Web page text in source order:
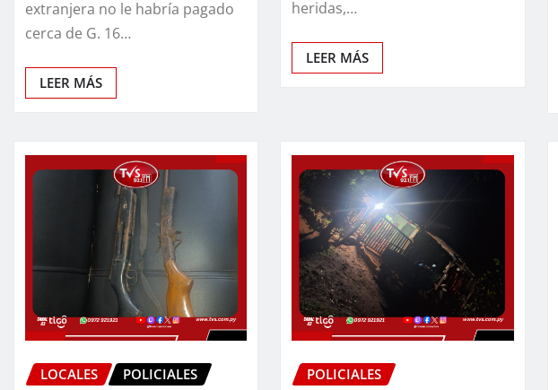
extranjera no le habría pagado
cerca de G. 16…
LEER MÁS
heridas,…
LEER MÁS
LOCALES POLICIALES POLICIALES